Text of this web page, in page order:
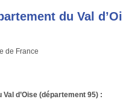
du Val
de France
d’Oise (département 95) :